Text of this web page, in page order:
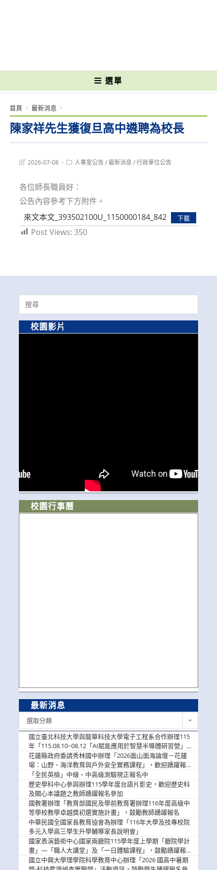
選單
陳家祥先生獲復旦高中遴聘為校長
首頁 > 最新消息 >
Post2026-07-08
Post人事室公告/最新消息 /行政單位公告
各位師長職員好：
公告內容參考下方附件。
來文本文_393502100U_1150000184_842
下載
Post Views: 350
Search
for:
校園影片
校園行事曆
最新消息
選取分類
國立臺北科技大學與龍華科技大學電子工程系合作辦理115
年「115.08.10~08.12「AI賦能應用於智慧半導體研習營」，
歡迎學生踴躍報名參加
花蓮縣政府委請秀林國中辦理「2026面山面海論壇－花蓮
場：山野、海洋教育與戶外安全實務課程」，歡迎踴躍報名
參加
「全民英檢」中級、中高級測驗現正報名中
歷史學科中心參與辦理115學年度台語片影史，歡迎歷史科
及關心本議題之教師踴躍報名參加
國教署辦理「教育部國民及學前教育署辦理116年度高級中
等學校教學卓越獎初選實施計畫」，鼓勵教師踴躍報名
中華民國全國家長教育協會為辦理「116年大學及技專校院
多元入學高三學生升學輔導家長說明會」
國家表演藝術中心國家兩廳院115學年度上學期「廳院學計
畫」—「職人大講堂」及「一日體驗課程」，鼓勵踴躍報名
參與。
國立中興大學理學院科學教育中心辦理「2026 國高中暑期